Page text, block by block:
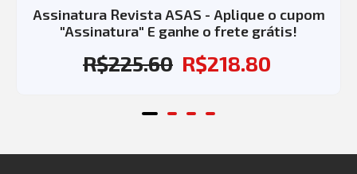
Assinatura Revista ASAS - Aplique o cupom
"Assinatura" E ganhe o frete grátis!
R$225.60 R$218.80